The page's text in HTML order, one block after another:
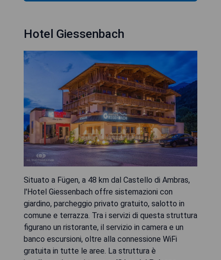
Hotel Giessenbach
Situato a Fügen, a 48 km dal Castello di Ambras,
l'Hotel Giessenbach offre sistemazioni con
giardino, parcheggio privato gratuito, salotto in
comune e terrazza. Tra i servizi di questa struttura
figurano un ristorante, il servizio in camera e un
banco escursioni, oltre alla connessione WiFi
gratuita in tutte le aree. La struttura è